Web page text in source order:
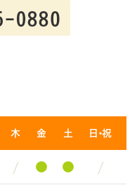
木 金 土 日・祝
/ ● ● /